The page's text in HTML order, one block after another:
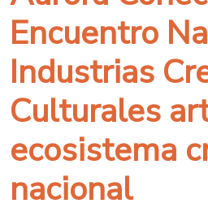
Encuentro
Industrias
Culturales
ecosistema
nacional